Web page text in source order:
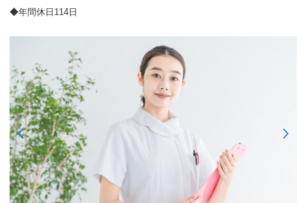
◆年間休日114日